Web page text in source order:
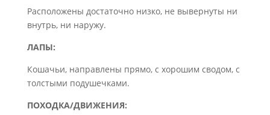
Расположены достаточно низко, не вывернуты ни
внутрь, ни наружу.
ЛАПЫ:
Кошачьи, направлены прямо, c хорошим сводом, с
толстыми подушечками.
ПОХОДКА/ДВИЖЕНИЯ: